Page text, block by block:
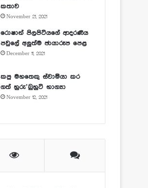
කතාව
November 21, 2021
රොෂාන් පිලපිටියගේ ආදරණීය
පවුලේ අලුත්ම ඡායාරූප පෙළ
December 11, 2021
කපු මහතෙකු ස්වාමියා කර
ගත් හුරු’බුහුටි භාග්‍යා
November 12, 2021